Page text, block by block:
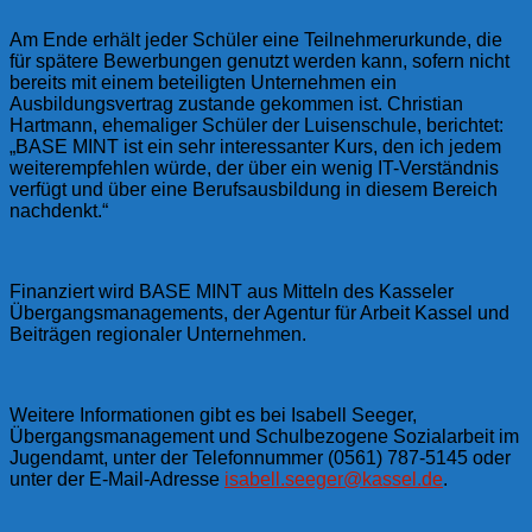
Am Ende erhält jeder Schüler eine Teilnehmerurkunde, die
für spätere Bewerbungen genutzt werden kann, sofern nicht
bereits mit einem beteiligten Unternehmen ein
Ausbildungsvertrag zustande gekommen ist. Christian
Hartmann, ehemaliger Schüler der Luisenschule, berichtet:
„BASE MINT ist ein sehr interessanter Kurs, den ich jedem
weiterempfehlen würde, der über ein wenig IT-Verständnis
verfügt und über eine Berufsausbildung in diesem Bereich
nachdenkt.“
Finanziert wird BASE MINT aus Mitteln des Kasseler
Übergangsmanagements, der Agentur für Arbeit Kassel und
Beiträgen regionaler Unternehmen.
Weitere Informationen gibt es bei Isabell Seeger,
Übergangsmanagement und Schulbezogene Sozialarbeit im
Jugendamt, unter der Telefonnummer (0561) 787-5145 oder
unter der E-Mail-Adresse isabell.seeger@kassel.de.